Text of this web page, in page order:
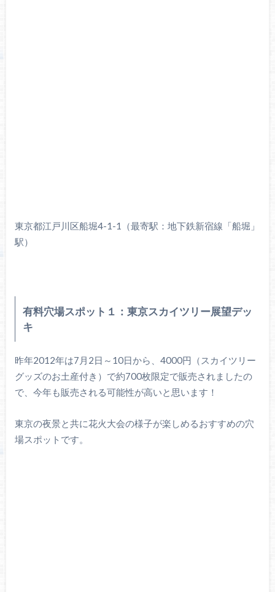
東京都江戸川区船堀4-1-1（最寄駅：地下鉄新宿線「船堀」
駅）
有料穴場スポット１：東京スカイツリー展望デッ
キ
昨年2012年は7月2日～10日から、4000円（スカイツリー
グッズのお土産付き）で約700枚限定で販売されましたの
で、今年も販売される可能性が高いと思います！
東京の夜景と共に花火大会の様子が楽しめるおすすめの穴
場スポットです。